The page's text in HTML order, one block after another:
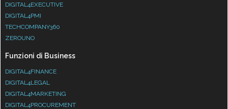
DIGITAL4EXECUTIVE
DIGITAL4PMI
TECHCOMPANY360
ZEROUNO
Funzioni di Business
DIGITAL4FINANCE
DIGITAL4LEGAL
DIGITAL4MARKETING
DIGITAL4PROCUREMENT